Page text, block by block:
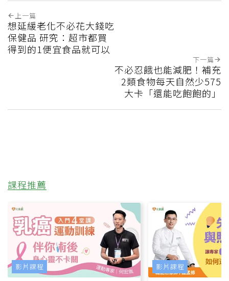
上一篇
想延緩老化不必花大錢吃
保健品 研究：超市都買
得到的1便宜食品就可以
下一篇
不必忍餓也能減肥！補充
2類食物每天自然少575
大卡「還能吃飽飽的」
課程推薦
影片課程 影片課程